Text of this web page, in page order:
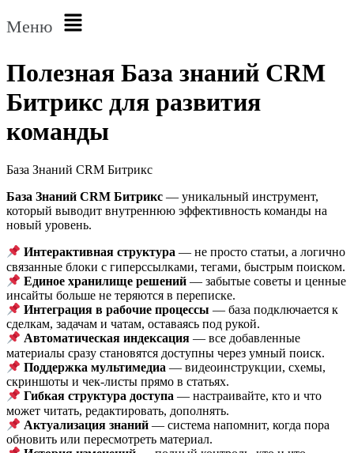
Меню
Полезная База знаний CRM
Битрикс для развития
команды
База Знаний CRM Битрикс
База Знаний CRM Битрикс — уникальный инструмент,
который выводит внутреннюю эффективность команды на
новый уровень.
Интерактивная структура — не просто статьи, а логично
связанные блоки с гиперссылками, тегами, быстрым поиском.
Единое хранилище решений — забытые советы и ценные
инсайты больше не теряются в переписке.
Интеграция в рабочие процессы — база подключается к
сделкам, задачам и чатам, оставаясь под рукой.
Автоматическая индексация — все добавленные
материалы сразу становятся доступны через умный поиск.
Поддержка мультимедиа — видеоинструкции, схемы,
скриншоты и чек-листы прямо в статьях.
Гибкая структура доступа — настраивайте, кто и что
может читать, редактировать, дополнять.
Актуализация знаний — система напомнит, когда пора
обновить или пересмотреть материал.